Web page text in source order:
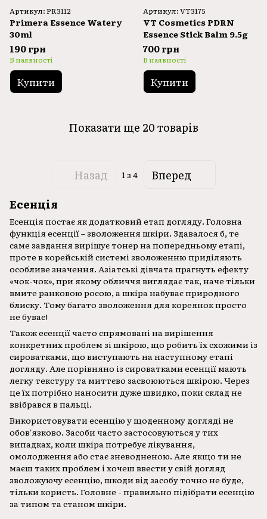
Артикул: PR3112
Primera Essence Watery
30ml
190 грн
В наявності
Купити
Артикул: VT3175
VT Cosmetics PDRN
Essence Stick Balm 9.5g
700 грн
В наявності
Купити
Показати ще 20 товарів
Назад 1з 4
Вперед
Есенція
Есенція постає як додатковий етап догляду. Головна
функція есенції – зволоження шкіри. Здавалося б, те
саме завдання вирішує тонер на попередньому етапі,
проте в корейській системі зволоженню приділяють
особливе значення. Азіатські дівчата прагнуть ефекту
«чок-чок», при якому обличчя виглядає так, наче тільки
вмите ранковою росою, а шкіра набуває природного
блиску. Тому багато зволоження для кореянок просто
не буває!
Також есенції часто спрямовані на вирішення
конкретних проблем зі шкірою, що робить їх схожими із
сироватками, що виступають на наступному етапі
догляду. Але порівняно із сироватками есенції мають
легку текстуру та миттєво засвоюються шкірою. Через
це їх потрібно наносити дуже швидко, поки склад не
ввібрався в пальці.
Використовувати есенцію у щоденному догляді не
обов'язково. Засоби часто застосовуються у тих
випадках, коли шкіра потребує лікування,
омолодження або стає зневодненою. Але якщо ти не
маєш таких проблем і хочеш ввести у свій догляд
зволожуючу есенцію, шкоди від засобу точно не буде,
тільки користь. Головне - правильно підібрати есенцію
за типом та станом шкіри.